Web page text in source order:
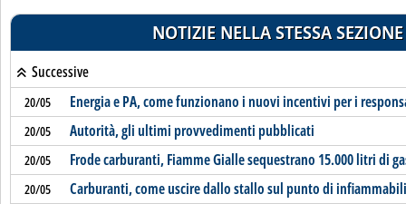
NOTIZIE NELLA STESSA SEZIONE
Successive
20/05 Energia e PA, come funzionano i nuovi incentivi per i
20/05 Autorità, gli ultimi provvedimenti pubblicati
20/05 Frode carburanti, Fiamme Gialle sequestrano 15.000 litri di
20/05 Carburanti, come uscire dallo stallo sul punto di